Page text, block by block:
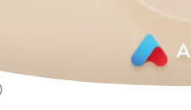
Dolaplar
Karyolalar